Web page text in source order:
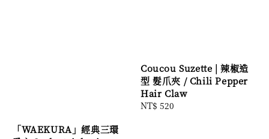
「WAEKURA」經典三環
Coucou Suzette | 辣椒造
型 髮爪夾 / Chili Pepper
Hair Claw
Regular
NT$ 520